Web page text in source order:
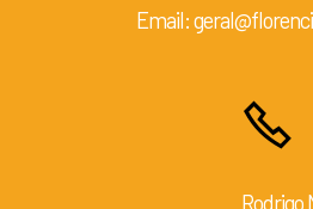
Email:
Rodrigo